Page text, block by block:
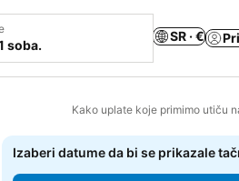
soba.
SR · €
Kako uplate koje primimo utiču
u favorite
Izaberi datume da bi se prikazale